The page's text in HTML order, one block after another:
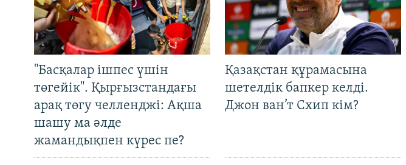
"Басқалар ішпес үшін
төгейік". Қырғызстандағы
арақ төгу челленджі: Ақша
шашу ма әлде
жамандықпен күрес пе?
Қазақстан құрамасына
шетелдік бапкер келді.
Джон ван’т Схип кім?